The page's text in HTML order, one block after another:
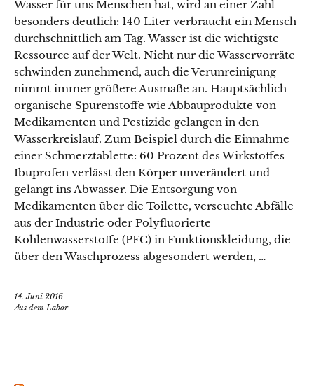
Wasser für uns Menschen hat, wird an einer Zahl
besonders deutlich: 140 Liter verbraucht ein Mensch
durchschnittlich am Tag. Wasser ist die wichtigste
Ressource auf der Welt. Nicht nur die Wasservorräte
schwinden zunehmend, auch die Verunreinigung
nimmt immer größere Ausmaße an. Hauptsächlich
organische Spurenstoffe wie Abbauprodukte von
Medikamenten und Pestizide gelangen in den
Wasserkreislauf. Zum Beispiel durch die Einnahme
einer Schmerztablette: 60 Prozent des Wirkstoffes
Ibuprofen verlässt den Körper unverändert und
gelangt ins Abwasser. Die Entsorgung von
Medikamenten über die Toilette, verseuchte Abfälle
aus der Industrie oder Polyfluorierte
Kohlenwasserstoffe (PFC) in Funktionskleidung, die
über den Waschprozess abgesondert werden, …
14. Juni 2016
Aus dem Labor